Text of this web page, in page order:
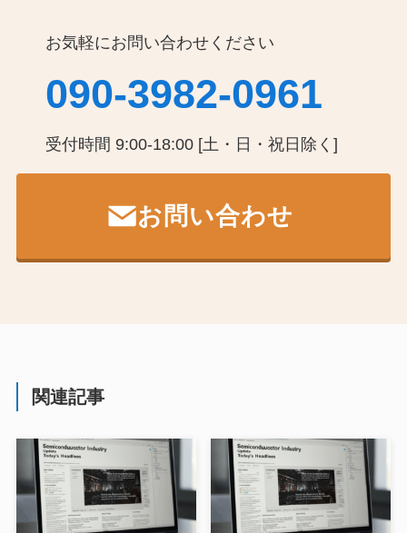
お気軽にお問い合わせください
090-3982-0961
受付時間 9:00-18:00 [土・日・祝日除く]
お問い合わせ
関連記事